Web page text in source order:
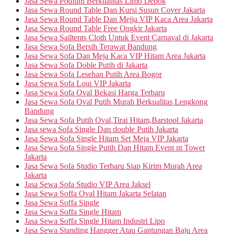
Jasa Sewa Round Table Dan Kursi Susun Cover Jakarta
Jasa Sewa Round Table Dan Mejja VIP Kaca Area Jakarta
Jasa Sewa Round Table Free Ongkir Jakarta
Jasa Sewa Sailtents Cloth Untuk Event Carnaval di Jakarta
Jasa Sewa Sofa Bersih Terawat Bandung
Jasa Sewa Sofa Dan Meja Kaca VIP Hitam Area Jakarta
Jasa Sewa Sofa Doble Putih di Jakarta
Jasa Sewa Sofa Lesehan Putih Area Bogor
Jasa Sewa Sofa Loui VIP Jakarta
Jasa Sewa Sofa Oval Bekasi Harga Terbaru
Jasa Sewa Sofa Oval Putih Murah Berkualitas Lengkong
Bandung
Jasa Sewa Sofa Putih Oval,Tirai Hitam,Barstool Jakarta
Jasa sewa Sofa Single Dan double Putih Jakarta
Jasa Sewa Sofa Single Hitam Set Meja VIP Jakarta
Jasa Sewa Sofa Single Putih Dan Hitam Event nt Tower
Jakarta
Jasa Sewa Sofa Studio Terbaru Siap Kirim Murah Area
Jakarta
Jasa Sewa Sofa Studio VIP Area Jaksel
Jasa Sewa Soffa Oval Hitam Jakarta Selatan
Jasa Sewa Soffa Single
Jasa Sewa Soffa Single Hitam
Jasa Sewa Soffa Single Hitam Industri Lipo
Jasa Sewa Standing Hangger Atau Gantungan Baju Area